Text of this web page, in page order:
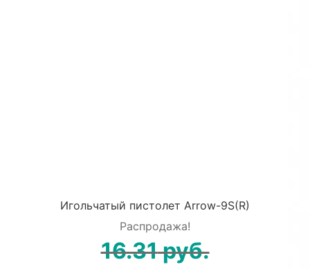
Игольчатый пистолет Arrow-9S(R)
Распродажа!
16.31руб.